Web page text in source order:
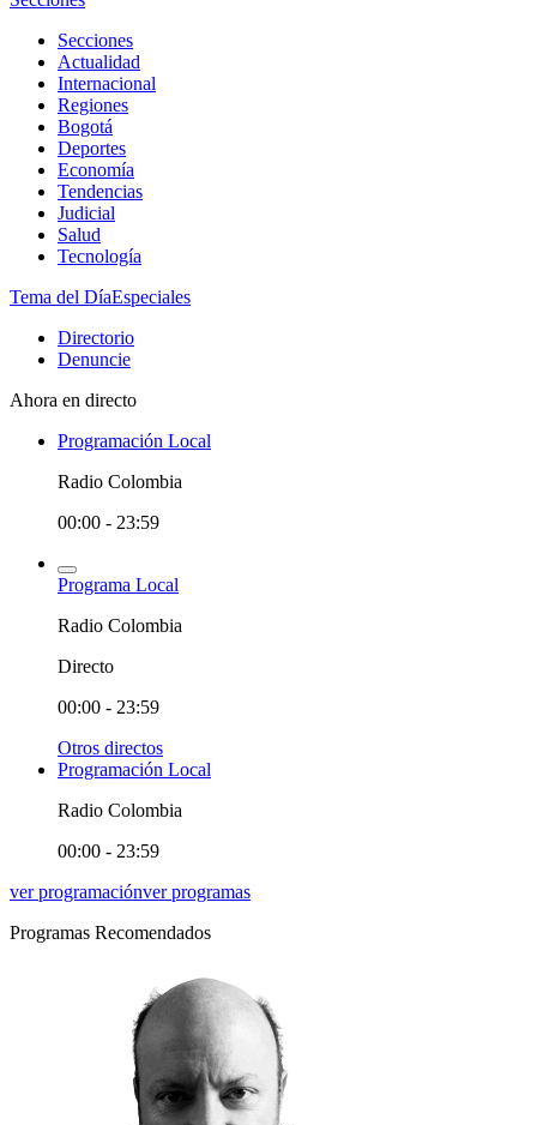
Secciones
Actualidad
Internacional
Regiones
Bogotá
Deportes
Economía
Tendencias
Judicial
Salud
Tecnología
Tema del DíaEspeciales
Directorio
Denuncie
Ahora en directo
Programación Local
Radio Colombia
00:00 - 23:59
Programa Local
Radio Colombia
Directo
00:00 - 23:59
Otros directos
Programación Local
Radio Colombia
00:00 - 23:59
ver programaciónver programas
Programas Recomendados